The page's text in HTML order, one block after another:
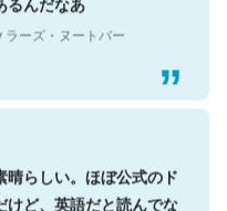
晴らしい。ほぼ公式のド
ど、英語だと読んでな